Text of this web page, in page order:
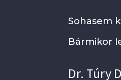
Sohasem
Bármikor
Dr. Túry